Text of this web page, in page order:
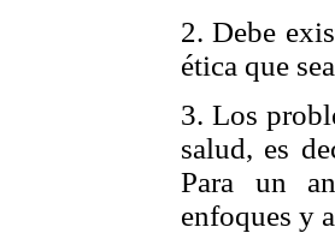
2. Debe
ética que
3. Los
salud, es
Para un
enfoques y